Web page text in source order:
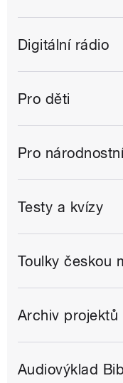
Digitální rádio
Pro děti
Pro
Testy a kvízy
Toulky českou
Archiv projektů
Audiovýklad